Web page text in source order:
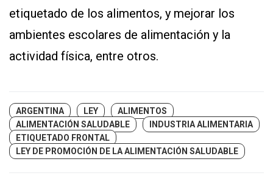
etiquetado de los alimentos, y mejorar los
ambientes escolares de alimentación y la
actividad física, entre otros.
ARGENTINA LEY
ALIMENTOS
ALIMENTACIÓN SALUDABLE
INDUSTRIA ALIMENTARIA
ETIQUETADO FRONTAL
LEY DE PROMOCIÓN DE LA ALIMENTACIÓN SALUDABLE